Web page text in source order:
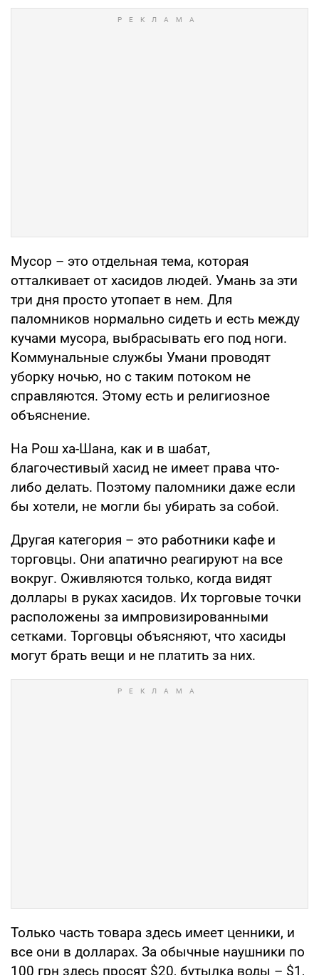
Мусор – это отдельная тема, которая
отталкивает от хасидов людей. Умань за эти
три дня просто утопает в нем. Для
паломников нормально сидеть и есть между
кучами мусора, выбрасывать его под ноги.
Коммунальные службы Умани проводят
уборку ночью, но с таким потоком не
справляются. Этому есть и религиозное
объяснение.
На Рош ха-Шана, как и в шабат,
благочестивый хасид не имеет права что-
либо делать. Поэтому паломники даже если
бы хотели, не могли бы убирать за собой.
Другая категория – это работники кафе и
торговцы. Они апатично реагируют на все
вокруг. Оживляются только, когда видят
доллары в руках хасидов. Их торговые точки
расположены за импровизированными
сетками. Торговцы объясняют, что хасиды
могут брать вещи и не платить за них.
Только часть товара здесь имеет ценники, и
все они в долларах. За обычные наушники по
100 грн здесь просят $20, бутылка воды – $1,